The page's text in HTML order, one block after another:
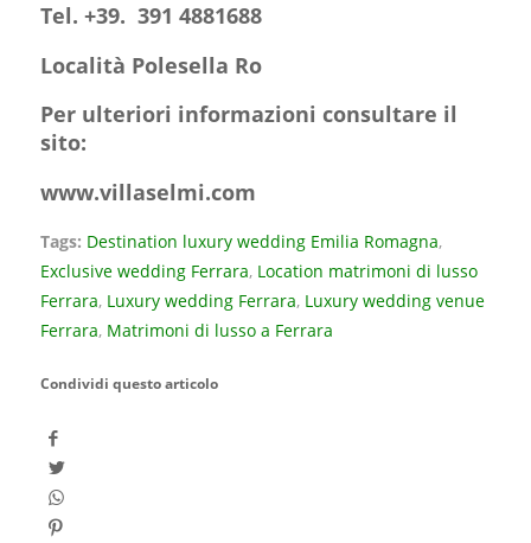
Tel. +39. 391 4881688
Località Polesella Ro
Per ulteriori informazioni consultare il
sito:
www.villaselmi.com
Tags: Destination luxury wedding Emilia Romagna,
Exclusive wedding Ferrara, Location matrimoni di lusso
Ferrara, Luxury wedding Ferrara, Luxury wedding venue
Ferrara, Matrimoni di lusso a Ferrara
Condividi questo articolo